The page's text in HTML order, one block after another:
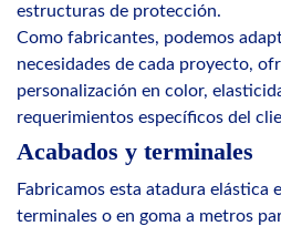
estructuras de protección.
Como fabricantes, podemos
necesidades de cada proyecto,
personalización en color,
requerimientos específicos del
Acabados y terminales
Fabricamos esta atadura elástica
terminales o en goma a metros